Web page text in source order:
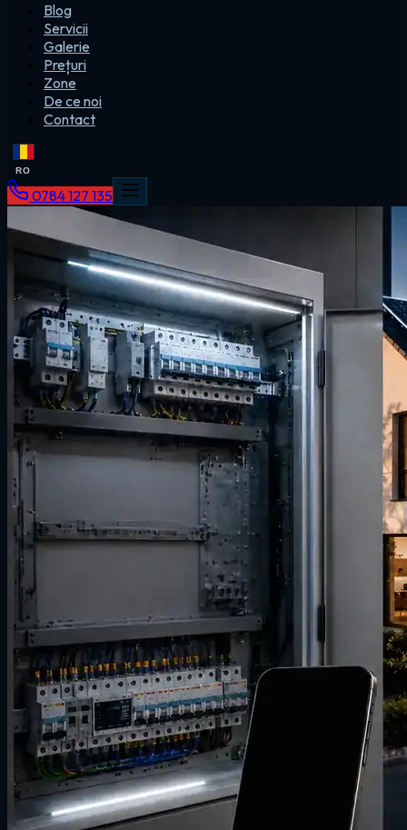
Blog
Servicii
Galerie
Prețuri
Zone
De ce noi
Contact
RO
0784 127 135